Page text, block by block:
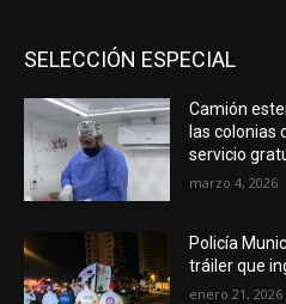
SELECCIÓN ESPECIAL
Camión
las colonias
servicio
marzo 4, 2026
Policía
tráiler que
enero 21, 2026